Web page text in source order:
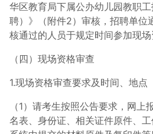
华区教育局下属公办幼儿园教职
聘）》（附件2）审核，招聘单位
核通过的人员于规定时间参加现场
（四）现场资格审查
1.现场资格审查要求及时间、地点
（1）请考生按照公告要求，网上
名表、身份证、相关证件原件、